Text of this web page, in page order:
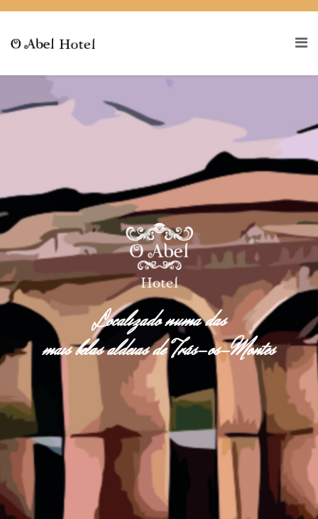
Localizado numa das
mais belas aldeias de Trás-os-Montes